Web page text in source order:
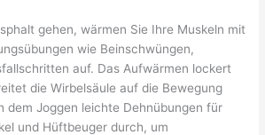
gehen, wärmen Sie Ihre Muskeln mit
wie Beinschwüngen,
auf. Das Aufwärmen lockert
die Wirbelsäule auf die Bewegung
dem Joggen leichte Dehnübungen für
und Hüftbeuger durch, um